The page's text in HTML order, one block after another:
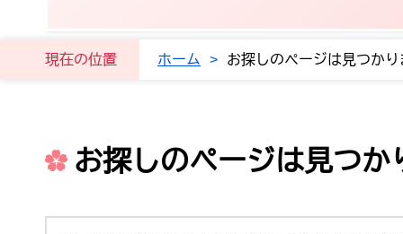
現在の位置 ホーム > お探しのページは見つか
お探しのページは見つか